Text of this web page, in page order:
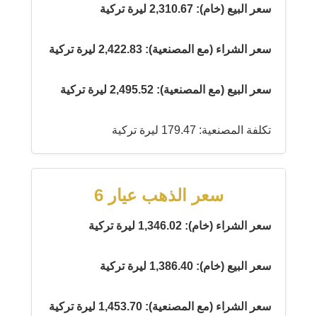
سعر البيع (خام): 2,310.67 ليرة تركية
سعر الشراء (مع المصنعية): 2,422.83 ليرة تركية
سعر البيع (مع المصنعية): 2,495.52 ليرة تركية
تكلفة المصنعية: 179.47 ليرة تركية
سعر الذهب عيار 6
سعر الشراء (خام): 1,346.02 ليرة تركية
سعر البيع (خام): 1,386.40 ليرة تركية
سعر الشراء (مع المصنعية): 1,453.70 ليرة تركية